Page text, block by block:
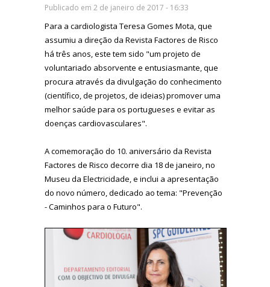
Publicado em 2 de janeiro de 2017 - 16:33
Para a cardiologista Teresa Gomes Mota, que
assumiu a direção da Revista Factores de Risco
há três anos, este tem sido "um projeto de
voluntariado absorvente e entusiasmante, que
procura através da divulgação do conhecimento
(científico, de projetos, de ideias) promover uma
melhor saúde para os portugueses e evitar as
doenças cardiovasculares".
A comemoração do 10. aniversário da Revista
Factores de Risco decorre dia 18 de janeiro, no
Museu da Electricidade, e inclui a apresentação
do novo número, dedicado ao tema: "Prevenção
- Caminhos para o Futuro".